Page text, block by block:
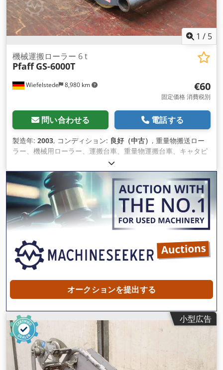
1 / 5
Wiefelstede 8,980 km
機械運搬ローラー 6 t
Pfaff GS-6000T
€60
固定価格 消費税別
問い合わせる 電話する
製造年: 2003, コンディション: 良好（中古） , 重量物搬送ロー
ラー、機械用ローラー、運搬台車、重量物運搬台車、キャタピ
ラーローラー、機械搬送用ローラー -機械用搬送ローラー：キ
ャタピラーローラー GS-6000T型 -耐荷重：6000 kg
Chsdpfxswvqwle Alija -寸法：395/230/H100 mm -重量：12.9
kg -在庫は1台のみ
オークションを提出する
小型広告